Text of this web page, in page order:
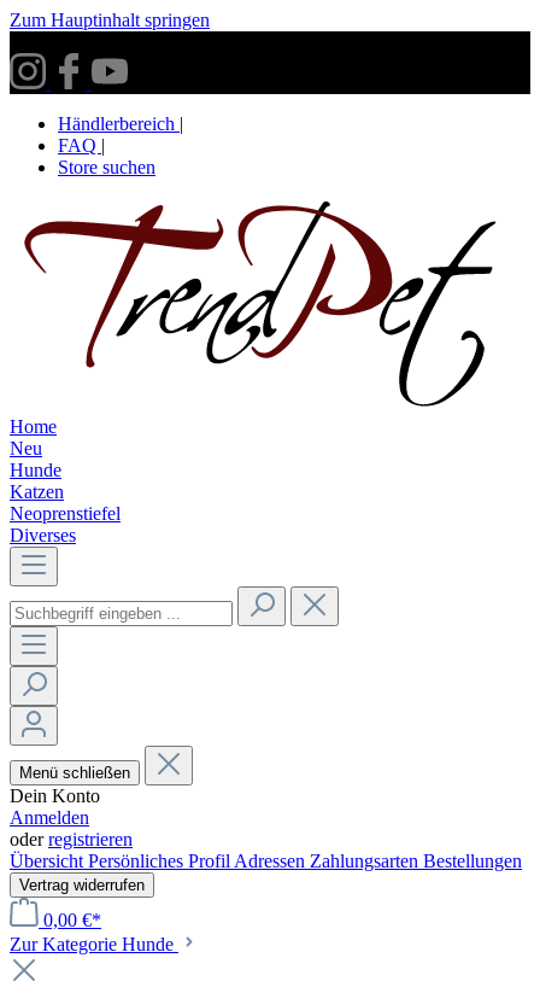
Zum Hauptinhalt springen
Händlerbereich |
FAQ |
Store suchen
Home
Neu
Hunde
Katzen
Neoprenstiefel
Diverses
Menü schließen
Dein Konto
Anmelden
oderregistrieren
Übersicht Persönliches Profil Adressen Zahlungsarten Bestellungen
Vertrag widerrufen
0,00 €*
Zur Kategorie Hunde